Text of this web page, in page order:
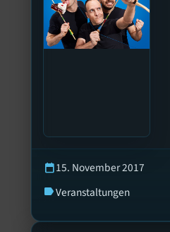
calendar_today15. November 2017
labelVeranstaltungen